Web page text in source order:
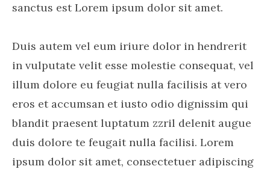
sanctus est Lorem ipsum dolor sit amet.
Duis autem vel eum iriure dolor in hendrerit
in vulputate velit esse molestie consequat, vel
illum dolore eu feugiat nulla facilisis at vero
eros et accumsan et iusto odio dignissim qui
blandit praesent luptatum zzril delenit augue
duis dolore te feugait nulla facilisi. Lorem
ipsum dolor sit amet, consectetuer adipiscing